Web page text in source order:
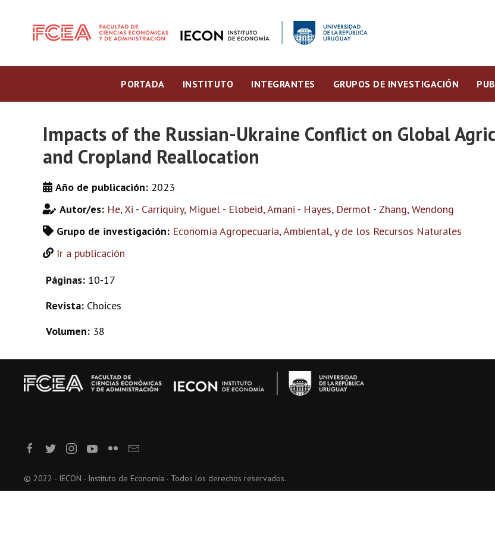
PORTADA INSTITUTO INTEGRANTES GRUPOS DE INVESTIGACIÓN
Impacts of the Russian-Ukraine Conflict on Global
and Cropland Reallocation
Año de publicación: 2023
Autor/es: He, Xi - Carriquiry, Miguel - Elobeid, Amani - Hayes, Dermot - Zhang, Wendong
Grupo de investigación: Economía Agropecuaria, Ambiental, y de los Recursos Naturales
Ir a publicación
Páginas: 10-17
Revista: Choices
Volumen: 38
© 2022 - IECON - Instituto de Economía - Todos los derechos reservados.